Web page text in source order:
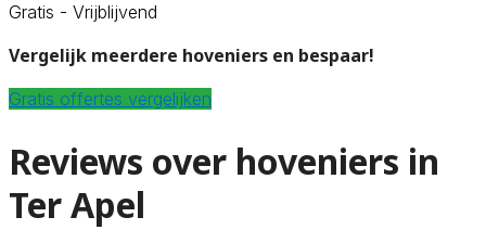
Gratis - Vrijblijvend
Vergelijk meerdere hoveniers en bespaar!
Gratis offertes vergelijken
Reviews over hoveniers in
Ter Apel